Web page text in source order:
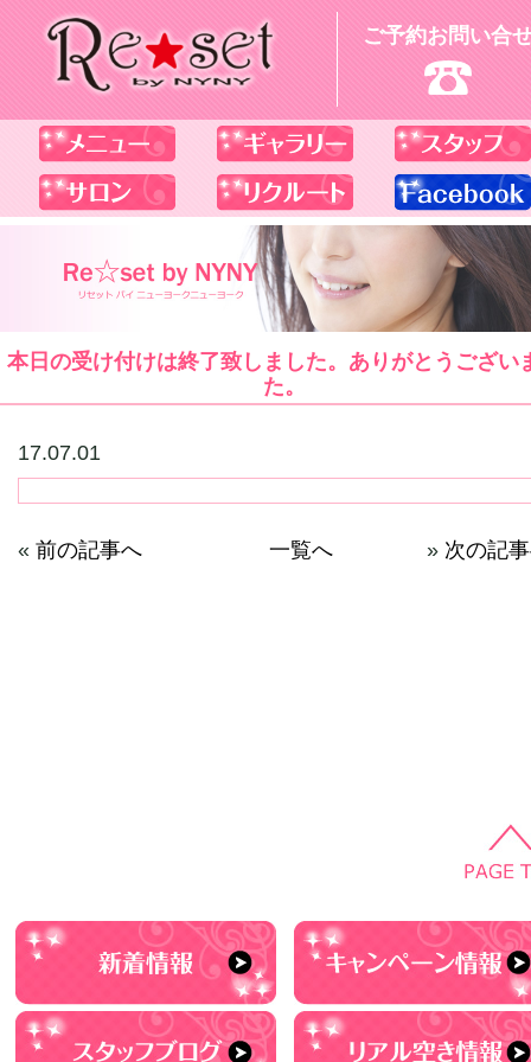
ご予約お問い合
本日の受け付けは終了致しました。ありがとうござい
た。
17.07.01
« 前の記事へ 一覧へ » 次の記